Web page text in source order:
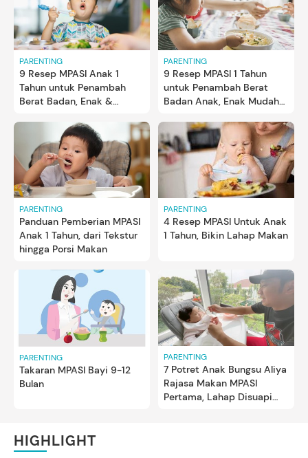
PARENTING
9 Resep MPASI Anak 1
Tahun untuk Penambah
Berat Badan, Enak &
PARENTING
9 Resep MPASI 1 Tahun
untuk Penambah Berat
Badan Anak, Enak Mudah
PARENTING
Panduan Pemberian MPASI
Anak 1 Tahun, dari Tekstur
hingga Porsi Makan
PARENTING
4 Resep MPASI Untuk Anak
1 Tahun, Bikin Lahap Makan
PARENTING
Takaran MPASI Bayi 9-12
Bulan
PARENTING
7 Potret Anak Bungsu Aliya
Rajasa Makan MPASI
Pertama, Lahap Disuapi
HIGHLIGHT